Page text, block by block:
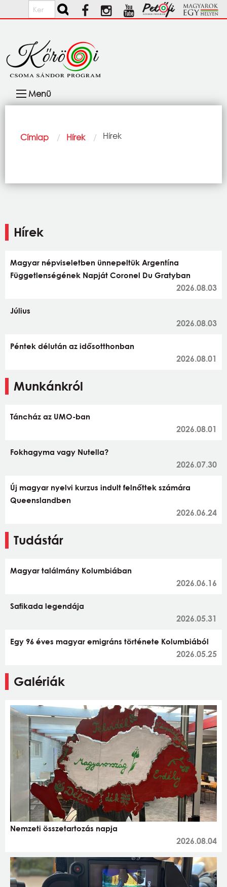
Ugrás a tartalomra
Keresés
navigáció
Menü
Morzsa
Címlap Hírek Current:
Hírek
Hírek
Magyar népviseletben ünnepeltük Argentína
Függetlenségének Napját Coronel Du Gratyban
2026.08.03
Július
2026.08.03
Péntek délután az idősotthonban
2026.08.01
Munkánkról
Táncház az UMO-ban
2026.08.01
Fokhagyma vagy Nutella?
2026.07.30
Új magyar nyelvi kurzus indult felnőttek számára
Queenslandben
2026.06.24
Tudástár
Magyar találmány Kolumbiában
2026.06.16
Safikada legendája
2026.05.31
Egy 96 éves magyar emigráns története Kolumbiából
2026.05.25
Galériák
Nemzeti összetartozás napja
2026.08.04